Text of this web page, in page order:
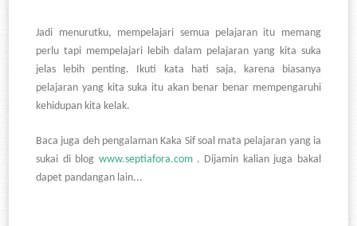
Jadi menurutku, mempelajari semua pelajaran itu memang
perlu tapi mempelajari lebih dalam pelajaran yang kita suka
jelas lebih penting. Ikuti kata hati saja, karena biasanya
pelajaran yang kita suka itu akan benar benar mempengaruhi
kehidupan kita kelak.
Baca juga deh pengalaman Kaka Sif soal mata pelajaran yang ia
sukai di blog www.septiafora.com. Dijamin kalian juga bakal
dapet pandangan lain...